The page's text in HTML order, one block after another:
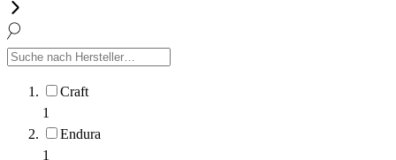
Craft
1
Endura
1